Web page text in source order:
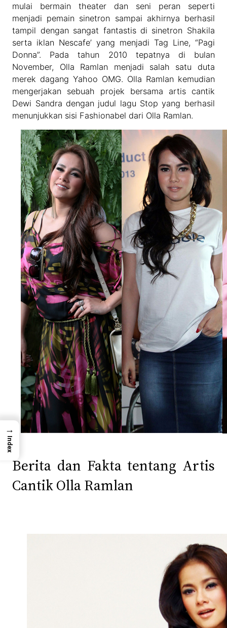
mulai bermain theater dan seni peran seperti
menjadi pemain sinetron sampai akhirnya berhasil
tampil dengan sangat fantastis di sinetron Shakila
serta iklan Nescafe’ yang menjadi Tag Line, “Pagi
Donna”. Pada tahun 2010 tepatnya di bulan
November, Olla Ramlan menjadi salah satu duta
merek dagang Yahoo OMG. Olla Ramlan kemudian
mengerjakan sebuah projek bersama artis cantik
Dewi Sandra dengan judul lagu Stop yang berhasil
menunjukkan sisi Fashionabel dari Olla Ramlan.
Berita dan Fakta tentang Artis
Cantik Olla Ramlan
→
Index